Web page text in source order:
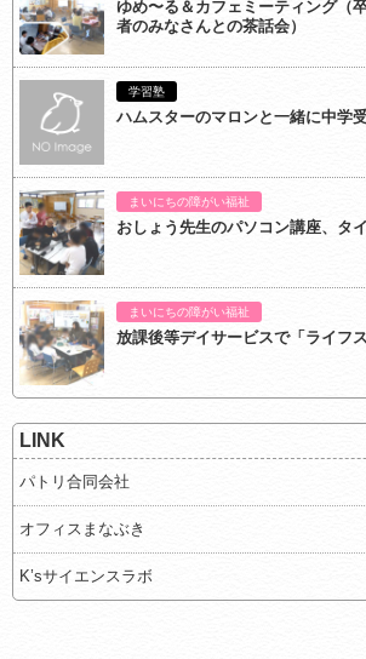
ゆめ〜る＆カフェミーティング（
者のみなさんとの茶話会）
学習塾
ハムスターのマロンと一緒に中学
まいにちの障がい福祉
おしょう先生のパソコン講座、タ
まいにちの障がい福祉
放課後等デイサービスで「ライフ
LINK
パトリ合同会社
オフィスまなぶき
K’sサイエンスラボ